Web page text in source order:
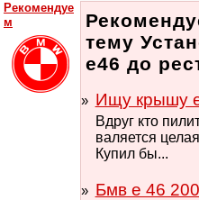
Рекомендуе
м
тему
е46 до
Ищу крышу
Вдруг кто
валяется
Купил бы...
Бмв е 46